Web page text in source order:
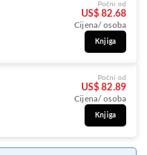
Počni od
US$ 82.68
Cijena/ osoba
Knjiga
Počni od
US$ 82.89
Cijena/ osoba
Knjiga